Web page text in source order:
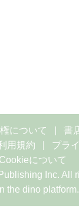
について
書
用規約
プラ
Cookieについて
Inc. All
the dino platform.